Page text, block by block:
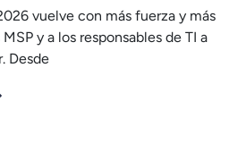
vuelve con más fuerza y más
y a los responsables de TI a
Desde